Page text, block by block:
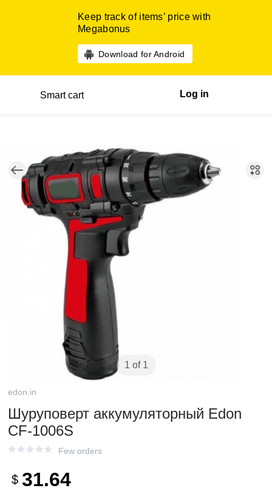
Keep track of items’ price with
Megabonus
Download for Android
Smart cart Log in
1 of 1
edon.in
Шуруповерт аккумуляторный Edon
CF-1006S
Few orders
$ 31.64